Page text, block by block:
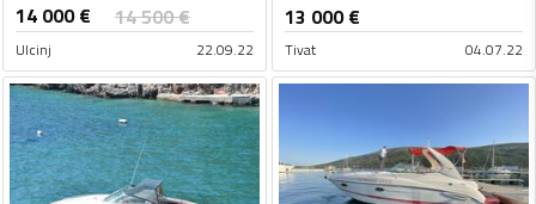
14 000€ 14 500€
Ulcinj 22.09.22
13 000€
Tivat 04.07.22